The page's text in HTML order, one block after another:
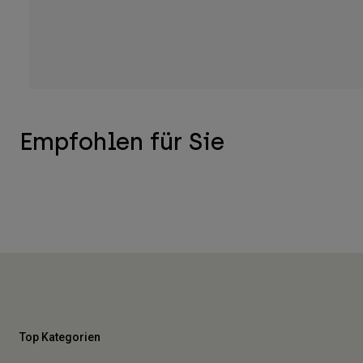
Empfohlen für Sie
Top Kategorien